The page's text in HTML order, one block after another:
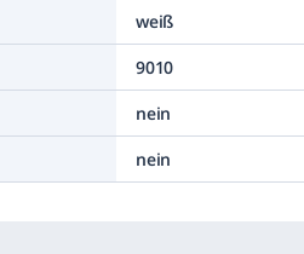
weiß
9010
nein
nein